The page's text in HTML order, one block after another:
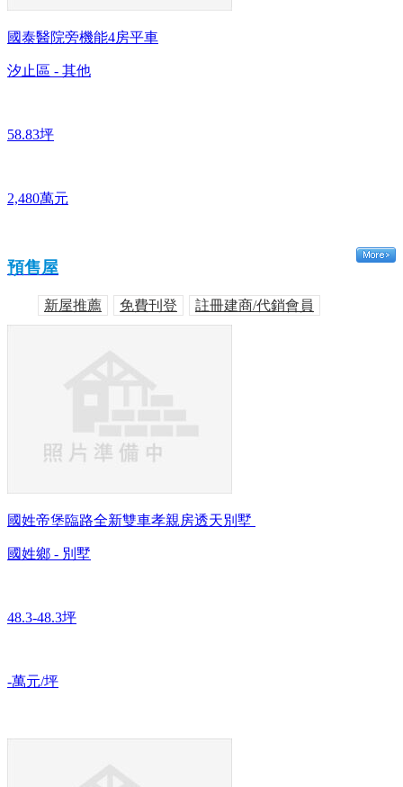
國泰醫院旁機能4房平車
汐止區 - 其他
58.83坪
2,480萬元
預售屋
新屋推薦 免費刊登 註冊建商/代銷會員
國姓帝堡臨路全新雙車孝親房透天別墅
國姓鄉 - 別墅
48.3-48.3坪
-萬元/坪